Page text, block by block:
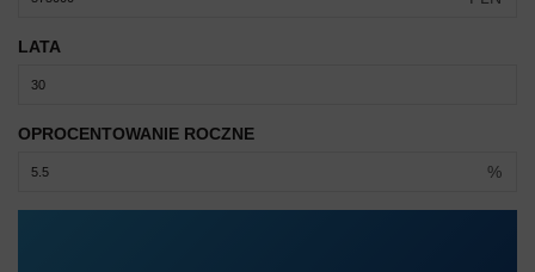
LATA
OPROCENTOWANIE ROCZNE
%